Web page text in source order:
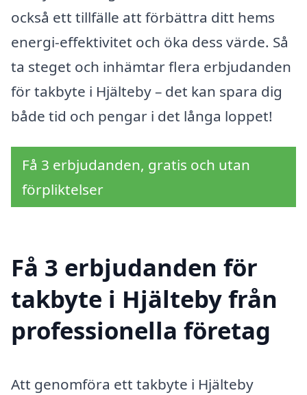
också ett tillfälle att förbättra ditt hems
energi-effektivitet och öka dess värde. Så
ta steget och inhämtar flera erbjudanden
för takbyte i Hjälteby – det kan spara dig
både tid och pengar i det långa loppet!
Få 3 erbjudanden, gratis och utan
förpliktelser
Få 3 erbjudanden för
takbyte i Hjälteby från
professionella företag
Att genomföra ett takbyte i Hjälteby